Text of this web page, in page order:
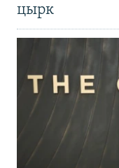
цырк